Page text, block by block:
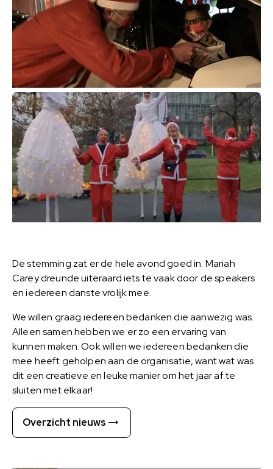
De stemming zat er de hele avond goed in. Mariah
Carey dreunde uiteraard iets te vaak door de speakers
en iedereen danste vrolijk mee.
We willen graag iedereen bedanken die aanwezig was.
Alleen samen hebben we er zo een ervaring van
kunnen maken. Ook willen we iedereen bedanken die
mee heeft geholpen aan de organisatie, want wat was
dit een creatieve en leuke manier om het jaar af te
sluiten met elkaar!
Overzicht nieuws